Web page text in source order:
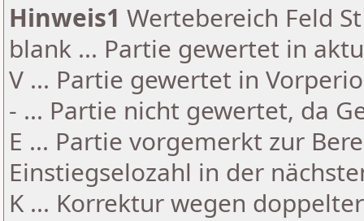
Hinweis1 Wertebereich Feld
blank ... Partie gewertet in
V ... Partie gewertet in
- ... Partie nicht gewertet, da
E ... Partie vorgemerkt zur
Einstiegselozahl in der
K ... Korrektur wegen